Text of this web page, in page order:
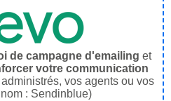
de campagne d'emailing et
votre communication
vos agents ou vos
: Sendinblue)